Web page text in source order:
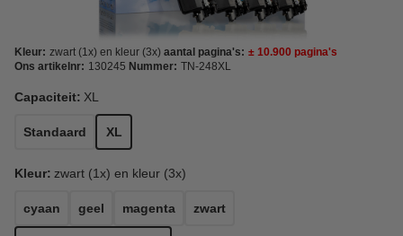
Kleur: zwart (1x) en kleur (3x) aantal pagina's: ± 10.900 pagina's
Ons artikelnr: 130245 Nummer: TN-248XL
Capaciteit: XL
Standaard XL
Kleur: zwart (1x) en kleur (3x)
cyaan geel magenta zwart